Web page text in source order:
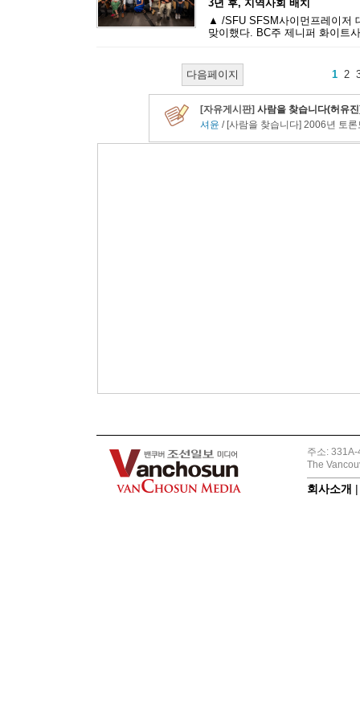
3년 후, 지역사회 배치
▲ /SFU SFSM사이먼프레이저
맞이했다. BC주 제니퍼 화이트
다음페이지 1 2
주소:
The
회사소개